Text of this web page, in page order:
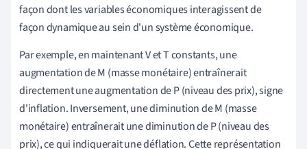
façon dont les variables économiques interagissent de
façon dynamique au sein d'un système économique.
Par exemple, en maintenant V et T constants, une
augmentation de M (masse monétaire) entraînerait
directement une augmentation de P (niveau des prix), signe
d'inflation. Inversement, une diminution de M (masse
monétaire) entraînerait une diminution de P (niveau des
prix), ce qui indiquerait une déflation. Cette représentation